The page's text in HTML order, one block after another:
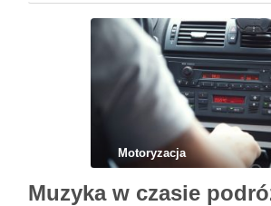
nie będziesz potrzebować niektórych z …
Motoryzacja
Muzyka w czasie